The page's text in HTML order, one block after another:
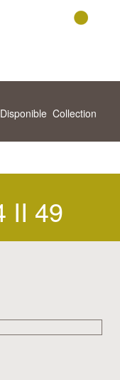
Disponible Collection
II 49